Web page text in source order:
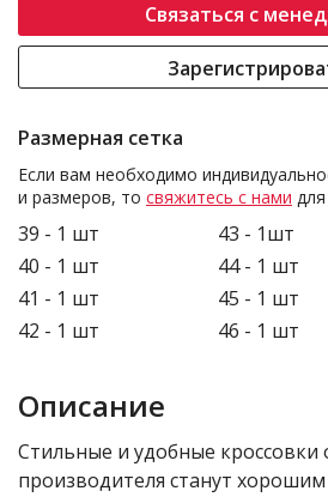
Связаться с
Размерная сетка
Если вам необходимо
и размеров, то свяжитесь с нами
39 - 1 шт
40 - 1 шт
41 - 1 шт
42 - 1 шт
43 - 1шт
44 - 1 шт
45 - 1 шт
46 - 1 шт
Описание
Стильные и удобные кроссовки
производителя станут